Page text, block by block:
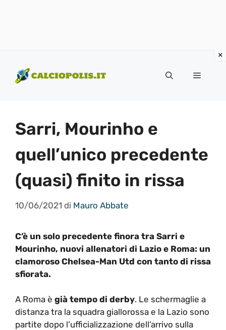
contenuto
Menu
Sarri, Mourinho e
quell’unico precedente
(quasi) finito in rissa
10/06/2021 di Mauro Abbate
C’è un solo precedente finora tra Sarri e
Mourinho, nuovi allenatori di Lazio e Roma: un
clamoroso Chelsea-Man Utd con tanto di rissa
sfiorata.
A Roma è già tempo di derby. Le schermaglie a
distanza tra la squadra giallorossa e la Lazio sono
partite dopo l’ufficializzazione dell’arrivo sulla